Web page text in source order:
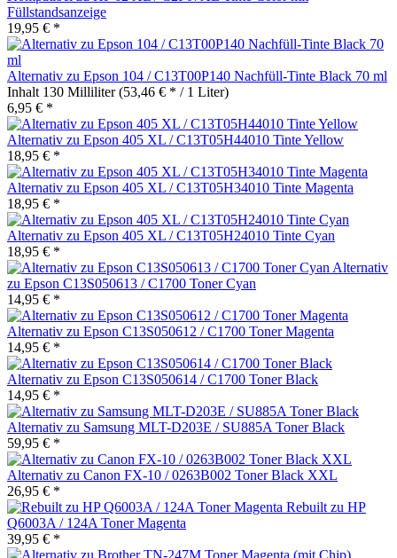
Füllstandsanzeige
19,95 € *
Alternativ zu Epson 104 / C13T00P140 Nachfüll-Tinte Black 70 ml
Inhalt 130 Milliliter(53,46 € * / 1 Liter)
6,95 € *
Alternativ zu Epson 405 XL / C13T05H44010 Tinte Yellow
18,95 € *
Alternativ zu Epson 405 XL / C13T05H34010 Tinte Magenta
18,95 € *
Alternativ zu Epson 405 XL / C13T05H24010 Tinte Cyan
18,95 € *
Alternativ
zu Epson C13S050613 / C1700 Toner Cyan
14,95 € *
Alternativ zu Epson C13S050612 / C1700 Toner Magenta
14,95 € *
Alternativ zu Epson C13S050614 / C1700 Toner Black
14,95 € *
Alternativ zu Samsung MLT-D203E / SU885A Toner Black
59,95 € *
Alternativ zu Canon FX-10 / 0263B002 Toner Black XXL
26,95 € *
Rebuilt zu HP
Q6003A / 124A Toner Magenta
39,95 € *